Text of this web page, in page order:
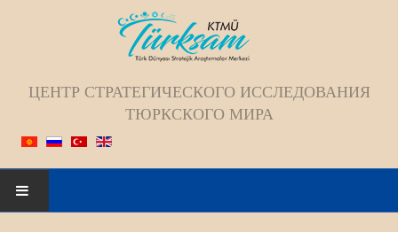
ЦЕНТР СТРАТЕГИЧЕСКОГО ИССЛЕДОВАНИЯ
ТЮРКСКОГО МИРА